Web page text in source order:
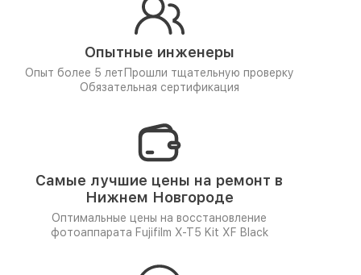
Опытные инженеры
Опыт более 5 лет Прошли тщательную проверку
Обязательная сертификация
Самые лучшие цены на ремонт в
Нижнем Новгороде
Оптимальные цены на восстановление
фотоаппарата Fujifilm X-T5 Kit XF Black